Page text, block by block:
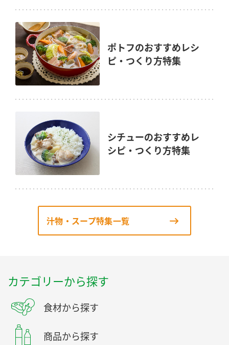
ポトフのおすすめレシ
ピ・つくり方特集
シチューのおすすめレ
シピ・つくり方特集
汁物・スープ特集一覧
カテゴリーから探す
食材から探す
商品から探す